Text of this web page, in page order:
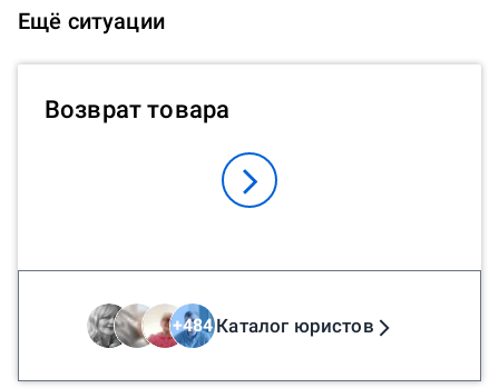
Ещё ситуации
Возврат товара
+484Каталог юристов